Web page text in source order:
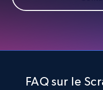
FAQ sur le